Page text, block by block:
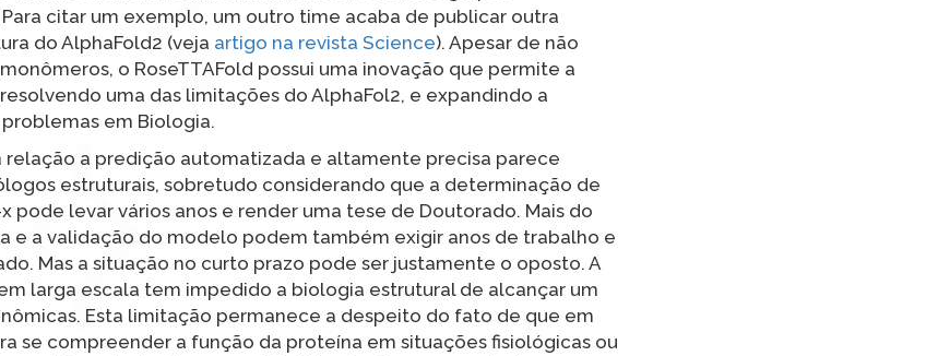
citar um exemplo, um outro time acaba de publicar outra
do AlphaFold2 (veja artigo na revista Science). Apesar de não
o RoseTTAFold possui uma inovação que permite a
uma das limitações do AlphaFol2, e expandindo a
em Biologia.
a predição automatizada e altamente precisa parece
estruturais, sobretudo considerando que a determinação de
pode levar vários anos e render uma tese de Doutorado. Mais do
e a validação do modelo podem também exigir anos de trabalho e
Mas a situação no curto prazo pode ser justamente o oposto. A
larga escala tem impedido a biologia estrutural de alcançar um
Esta limitação permanece a despeito do fato de que em
se compreender a função da proteína em situações fisiológicas ou